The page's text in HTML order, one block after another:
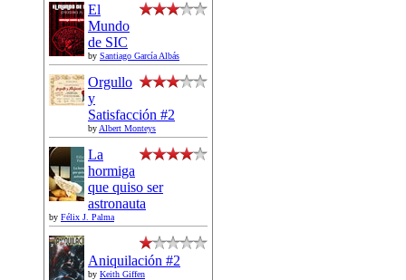
El
Mundo
de SIC
by Santiago García Albás
Orgullo
y
Satisfacción #2
by Albert Monteys
La
hormiga
que quiso ser
astronauta
by Félix J. Palma
Aniquilación #2
by Keith Giffen